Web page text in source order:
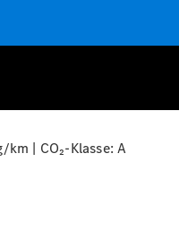
km | CO₂-Klasse:A